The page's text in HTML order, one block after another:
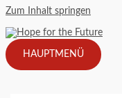
Zum Inhalt springen
HAUPTMENÜ